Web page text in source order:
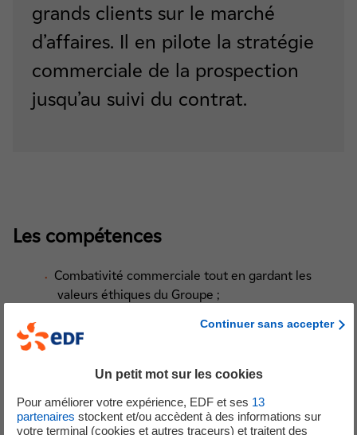
grands clients sur le marché
d’affaires. Il en pilote la stratégie
commerciale de la prospection
jusqu’au suivi du contrat.
Les compétences
Combativité commerciale tout en gardant les
valeurs éthiques du Groupe ;
A l’aise dans les échanges en face-à-face avec des
Capacité à travailler en mode projet et collaboratif
Prêt à investir des domaines technique, financier
et réglementaire ;
Continuer sans accepter
Un petit mot sur les cookies
Pour améliorer votre expérience, EDF et ses 13
partenaires stockent et/ou accèdent à des informations sur
votre terminal (cookies et autres traceurs) et traitent des